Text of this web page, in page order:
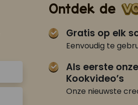
Ontdek de
Gratis op elk
Eenvoudig te
Als eerste
Kookvideo’s
Onze nieuwste